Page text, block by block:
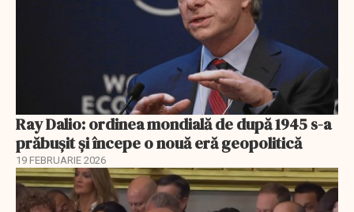
Ray Dalio: ordinea mondială de după 1945 s-a
prăbușit și începe o nouă eră geopolitică
19 FEBRUARIE 2026